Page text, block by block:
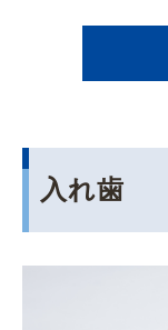
入れ歯